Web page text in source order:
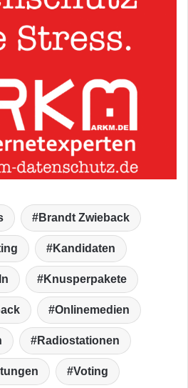
Brandt Zwieback
Kandidaten
Knusperpakete
Onlinemedien
Radiostationen
Voting